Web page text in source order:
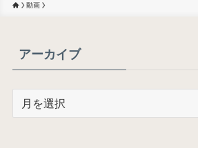
動画
アーカイブ